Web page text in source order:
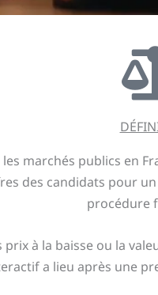
les marchés publics en
des candidats pour
procédure
à la baisse ou la
a lieu après une